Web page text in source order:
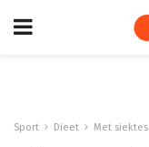
Sport Dieet Met siektes